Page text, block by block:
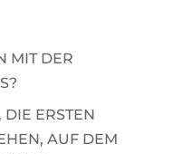
MIT DER
ERSTEN
AUF DEM